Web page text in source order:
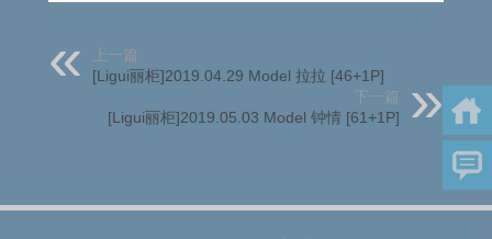
上一篇
[Ligui丽柜]2019.04.29 Model 拉拉 [46+1P]
下一篇
[Ligui丽柜]2019.05.03 Model 钟情 [61+1P]